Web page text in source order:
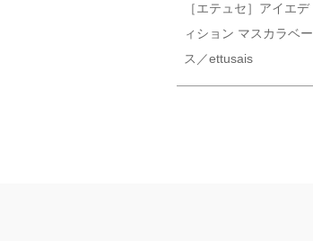
［エテュセ］アイエデ
ィション マスカラベー
ス／ettusais